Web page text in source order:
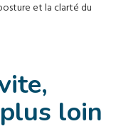
et la clarté du
loin